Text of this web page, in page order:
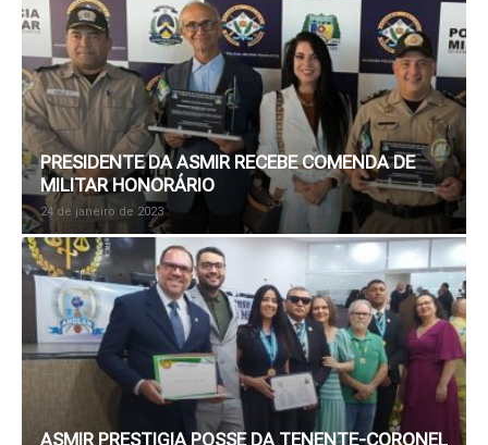
PRESIDENTE DA ASMIR RECEBE COMENDA DE
MILITAR HONORÁRIO
24 de janeiro de 2023
ASMIR PRESTIGIA POSSE DA TENENTE-CORONEL